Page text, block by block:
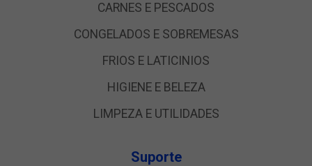
CARNES E PESCADOS
CONGELADOS E SOBREMESAS
FRIOS E LATICINIOS
HIGIENE E BELEZA
LIMPEZA E UTILIDADES
Suporte